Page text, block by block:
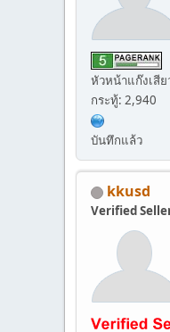
หัวหน้าแก๊งเสีย
กระทู้: 2,940
บันทึกแล้ว
kkusd
Verified